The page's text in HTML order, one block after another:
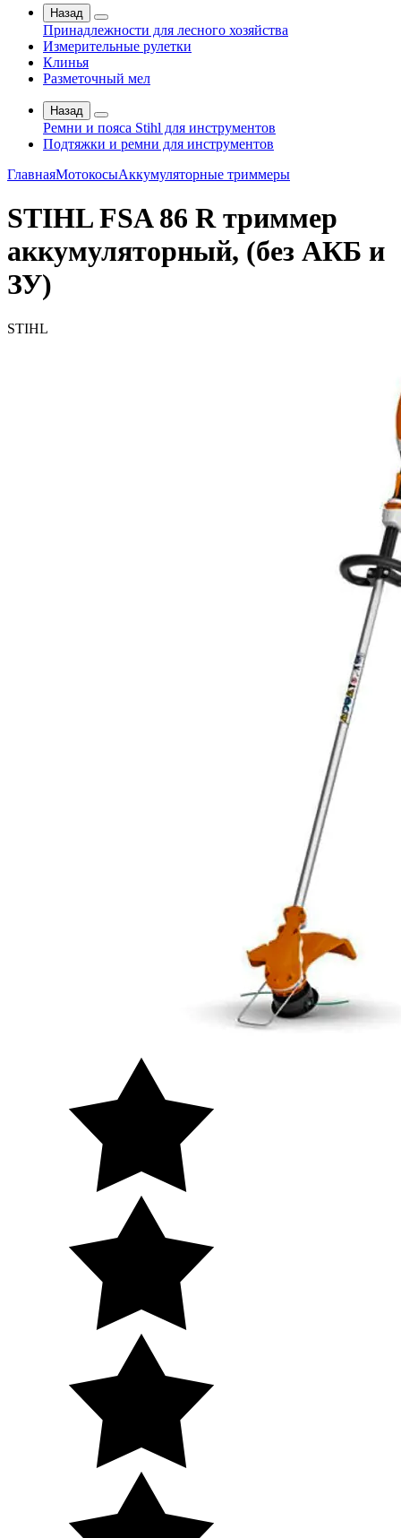
Назад
Принадлежности для лесного хозяйства
Измерительные рулетки
Клинья
Разметочный мел
Назад
Ремни и пояса Stihl для инструментов
Подтяжки и ремни для инструментов
ГлавнаяМотокосыАккумуляторные триммеры
STIHL FSA 86 R триммер
аккумуляторный, (без АКБ и
ЗУ)
STIHL